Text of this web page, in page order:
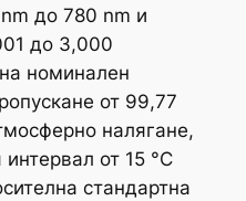
до 780 nm и
до 3,000
номинален
от 99,77
налягане,
от 15 °C
стандартна